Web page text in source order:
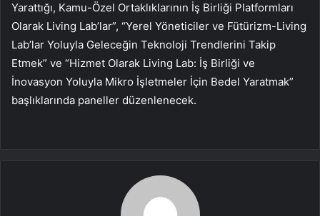
Yarattığı, Kamu-Özel Ortaklıklarının İş Birliği Platformları
Olarak Living Lab’lar”, “Yerel Yöneticiler ve Fütürizm-Living
Lab’lar Yoluyla Geleceğin Teknoloji Trendlerini Takip
Etmek” ve “Hizmet Olarak Living Lab: İş Birliği ve
İnovasyon Yoluyla Mikro İşletmeler İçin Bedel Yaratmak”
başlıklarında paneller düzenlenecek.